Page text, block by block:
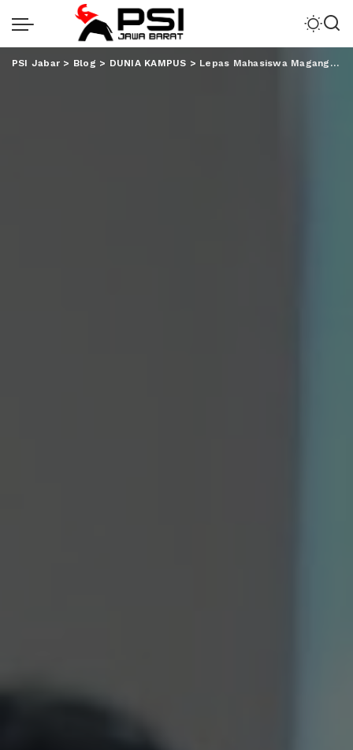
PSI Jabar > Blog > DUNIA KAMPUS > Lepas Mahasiswa Magang ke Malaysia, Ini Pesan Dekan FEBI